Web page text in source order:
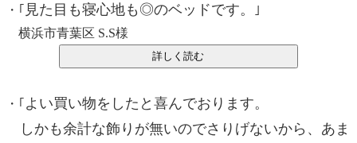
・｢ 見た目も寝心地も◎のベッドです。
｣
横浜市青葉区 S.S様
・｢ よい買い物をしたと喜んでおります。
しかも余計な飾りが無いのでさりげないから、あま